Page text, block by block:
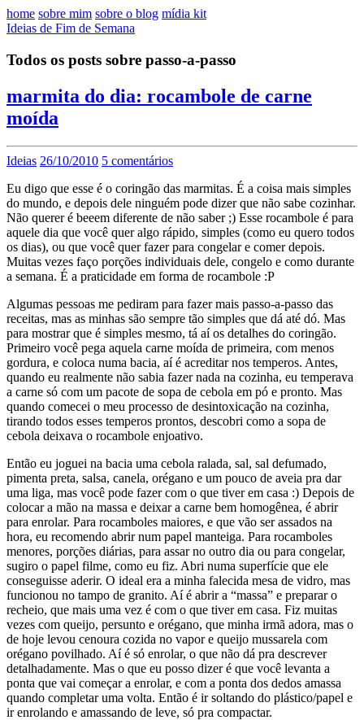
home sobre mim sobre o blog mídia kit
Ideias de Fim de Semana
Todos os posts sobre passo-a-passo
marmita do dia: rocambole de carne
moída
Ideias 26/10/2010 5 comentários
Eu digo que esse é o coringão das marmitas. É a coisa mais simples
do mundo, e depois dele ninguém pode dizer que não sabe cozinhar.
Não querer é beeem diferente de não saber ;) Esse rocambole é para
aquele dia que você quer algo rápido, simples (como eu quero todos
os dias), ou que você quer fazer para congelar e comer depois.
Muitas vezes faço porções individuais dele, congelo e como durante
a semana. É a praticidade em forma de rocambole :P
Algumas pessoas me pediram para fazer mais passo-a-passo das
receitas, mas as minhas são sempre tão simples que dá até dó. Mas
para mostrar que é simples mesmo, tá aí os detalhes do coringão.
Primeiro você pega aquela carne moída de primeira, com menos
gordura, e coloca numa bacia, aí é acreditar nos temperos. Antes,
quando eu realmente não sabia fazer nada na cozinha, eu temperava
a carne só com um pacote de sopa de cebola em pó e pronto. Mas
quando comecei o meu processo de desintoxicação na cozinha,
tirando todos esses temperos prontos, descobri como a sopa de
cebola deixava o rocambole enjoativo.
Então eu joguei na bacia uma cebola ralada, sal, sal defumado,
pimenta preta, salsa, canela, orégano e um pouco de aveia pra dar
uma liga, mas você pode fazer com o que tiver em casa :) Depois de
colocar a mão na massa e deixar a carne bem homogênea, é abrir
para enrolar. Para rocamboles maiores, e que vão ser assados na
hora, eu recomendo abrir num papel manteiga. Para rocamboles
menores, porções diárias, para assar no outro dia ou para congelar,
sugiro o papel filme, como eu fiz. Abri numa superfície que ele
conseguisse aderir. O ideal era a minha falecida mesa de vidro, mas
funcionou no tampo de granito. Aí é abrir a “massa” e preparar o
recheio, que mais uma vez é com o que tiver em casa. Fiz muitas
vezes com queijo, persunto e orégano, que minha irmã adora, mas o
de hoje levou cenoura cozida no vapor e queijo mussarela com
orégano povilhado. Aí é só enrolar, o que não dá pra descrever
detalhadamente. Mas o que eu posso dizer é que você levanta a
ponta que vai começar a enrolar, e com a ponta dos dedos amassa
quando completar uma volta. Então é ir soltando do plástico/papel e
ir enrolando e amassando de leve, só pra compactar.